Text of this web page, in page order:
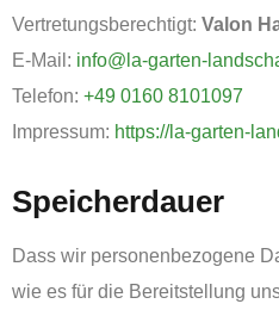
Vertretungsberechtigt: Valon
E-Mail: info@la-garten-
Telefon: +49 0160 8101097
Impressum: https://la-garten-
Speicherdauer
Dass wir personenbezogene
wie es für die Bereitstellung